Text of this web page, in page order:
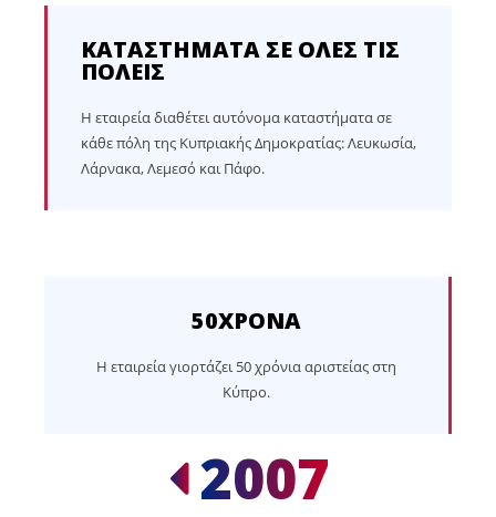
ΚΑΤΑΣΤΗΜΑΤΑ ΣΕ ΟΛΕΣ ΤΙΣ
ΠΟΛΕΙΣ
Η εταιρεία διαθέτει αυτόνομα καταστήματα σε
κάθε πόλη της Κυπριακής Δημοκρατίας: Λευκωσία,
Λάρνακα, Λεμεσό και Πάφο.
50ΧΡΟΝΑ
Η εταιρεία γιορτάζει 50 χρόνια αριστείας στη
Κύπρο.
2007